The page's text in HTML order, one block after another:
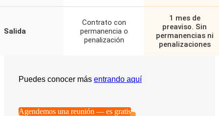
Salida
Contrato con
permanencia o
penalización
1 mes de
preaviso. Sin
permanencias ni
penalizaciones
Puedes conocer más entrando aquí
Agendemos una reunión — es gratis